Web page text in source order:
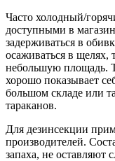
Часто холодный/
доступными в
задерживаться в
осаживаться в щелях,
небольшую площадь.
хорошо показывает
большом складе или
тараканов.
Для дезинсекции
производителей.
запаха, не оставляют